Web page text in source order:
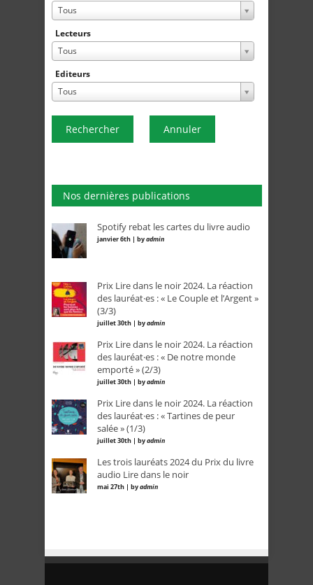
Tous
Lecteurs
Tous
Editeurs
Tous
Rechercher Annuler
Nos dernières publications
Spotify rebat les cartes du livre audio
janvier 6th | byadmin
Prix Lire dans le noir 2024. La réaction
des lauréat·es : « Le Couple et l’Argent »
(3/3)
juillet 30th | byadmin
Prix Lire dans le noir 2024. La réaction
des lauréat·es : « De notre monde
emporté » (2/3)
juillet 30th | byadmin
Prix Lire dans le noir 2024. La réaction
des lauréat·es : « Tartines de peur
salée » (1/3)
juillet 30th | byadmin
Les trois lauréats 2024 du Prix du livre
audio Lire dans le noir
mai 27th | byadmin